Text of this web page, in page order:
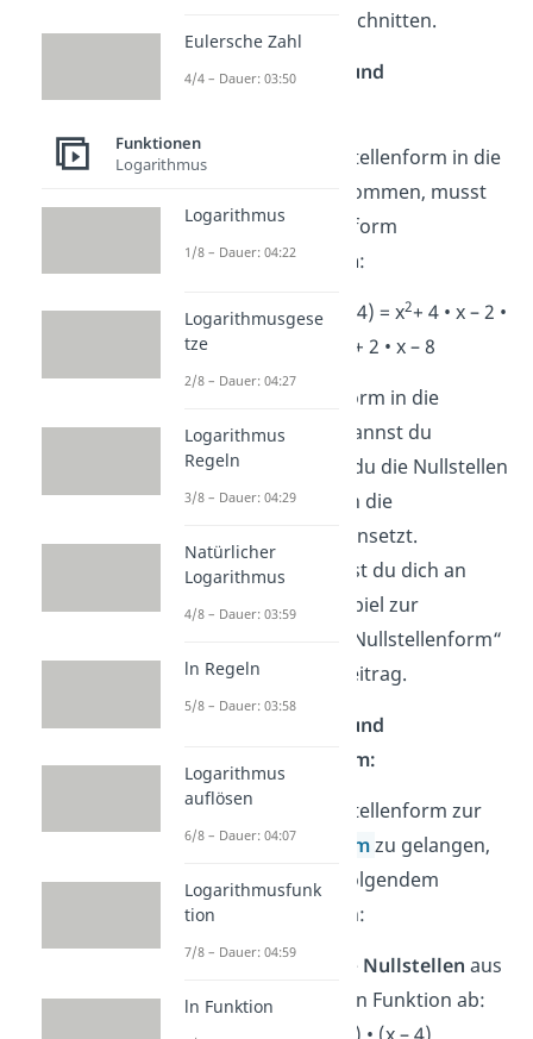
den nächsten Abschnitten.
Nullstellenform und
Um von der Nullstellenform in die
Normalform zu kommen, musst
du die Nullstellenform
ausmultiplizieren:
f(x) = (x – 2) • (x + 4) = x2+ 4 • x – 2 •
+ 2 • x – 8
Von der Normalform in die
Nullstellenform kannst du
wechseln, indem du die Nullstellen
berechnest und in die
Nullstellenform einsetzt.
Orientieren kannst du dich an
dem Absatz „Beispiel zur
Bestimmung der Nullstellenform“
weiter oben im Beitrag.
Nullstellenform und
Scheitelpunktform:
Um von der Nullstellenform zur
Scheitelpunktformzu gelangen,
kannst du nach folgendem
Schema vorgehen:
Lies zuerst die Nullstellen aus
der gegebenen Funktion ab:
Eulersche Zahl
4/4 – Dauer: 03:50
Funktionen
Logarithmus
Logarithmus
1/8 – Dauer: 04:22
Logarithmusgese
tze
2/8 – Dauer: 04:27
Logarithmus
Regeln
3/8 – Dauer: 04:29
Natürlicher
Logarithmus
4/8 – Dauer: 03:59
ln Regeln
5/8 – Dauer: 03:58
Logarithmus
auflösen
6/8 – Dauer: 04:07
Logarithmusfunk
tion
7/8 – Dauer: 04:59
ln Funktion